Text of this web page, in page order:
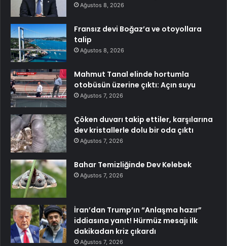
Ağustos 8, 2026
Fransız devi Boğaz’a ve otoyollara
talip
Ağustos 8, 2026
Mahmut Tanal elinde hortumla
otobüsün üzerine çıktı: Açın suyu
Ağustos 7, 2026
Çöken duvarı takip ettiler, karşılarına
dev kristallerle dolu bir oda çıktı
Ağustos 7, 2026
Bahar Temizliğinde Dev Kelebek
Ağustos 7, 2026
İran’dan Trump’ın “Anlaşma hazır”
iddiasına yanıt! Hürmüz mesajı ilk
dakikadan kriz çıkardı
Ağustos 7, 2026